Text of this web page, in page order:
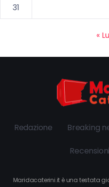
31
«
Redazione Breaking
Recensioni
Maridacaterini.it è una testata